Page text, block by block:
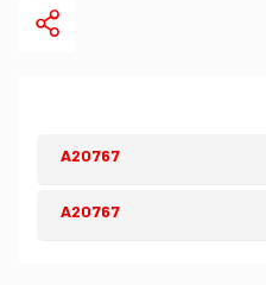
A20767
A20767